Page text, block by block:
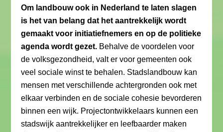
Om landbouw ook in Nederland te laten slagen
is het van belang dat het aantrekkelijk wordt
gemaakt voor initiatiefnemers en op de politieke
agenda wordt gezet. Behalve de voordelen voor
de volksgezondheid, valt er voor gemeenten ook
veel sociale winst te behalen. Stadslandbouw kan
mensen met verschillende achtergronden ook met
elkaar verbinden en de sociale cohesie bevorderen
binnen een wijk. Projectontwikkelaars kunnen een
stadswijk aantrekkelijker en leefbaarder maken